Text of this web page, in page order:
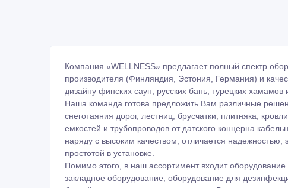
Помимо этого, в наш ассортимент входит
закладное оборудование, оборудование для
бассейнов, хамамов и ванных комнат. Все
(Alttoglass, Ezarri, Procopi, Kripsol, Astral, Emaux)
Мы рады предложить Вам лучшие химические
мирового производителя Procopi (Франция). Procopi –
безупречное европейское качество.
«WELLNESS» - это:
- Широкий ассортимент и постоянное наличие